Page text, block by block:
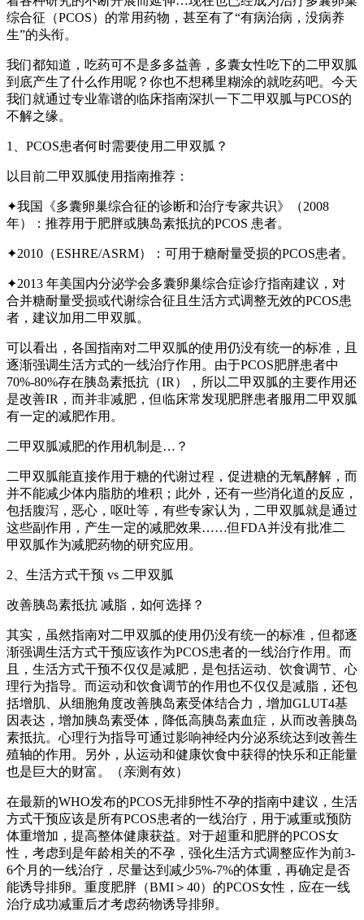
综合征（PCOS）的常用药物，甚至有了“有病治病，没病养
生”的头衔。
我们都知道，吃药可不是多多益善，多囊女性吃下的二甲双胍
到底产生了什么作用呢？你也不想稀里糊涂的就吃药吧。今天
我们就通过专业靠谱的临床指南深扒一下二甲双胍与PCOS的
不解之缘。
1、PCOS患者何时需要使用二甲双胍？
以目前二甲双胍使用指南推荐：
✦我国《多囊卵巢综合征的诊断和治疗专家共识》（2008
年）：推荐用于肥胖或胰岛素抵抗的PCOS 患者。
✦2010（ESHRE/ASRM）：可用于糖耐量受损的PCOS患者。
✦2013 年美国内分泌学会多囊卵巢综合症诊疗指南建议，对
合并糖耐量受损或代谢综合征且生活方式调整无效的PCOS患
者，建议加用二甲双胍。
可以看出，各国指南对二甲双胍的使用仍没有统一的标准，且
逐渐强调生活方式的一线治疗作用。由于PCOS肥胖患者中
70%-80%存在胰岛素抵抗（IR），所以二甲双胍的主要作用还
是改善IR，而并非减肥，但临床常发现肥胖患者服用二甲双胍
有一定的减肥作用。
二甲双胍减肥的作用机制是…？
二甲双胍能直接作用于糖的代谢过程，促进糖的无氧酵解，而
并不能减少体内脂肪的堆积；此外，还有一些消化道的反应，
包括腹泻，恶心，呕吐等，有些专家认为，二甲双胍就是通过
这些副作用，产生一定的减肥效果……但FDA并没有批准二
甲双胍作为减肥药物的研究应用。
2、生活方式干预 vs 二甲双胍
改善胰岛素抵抗 减脂，如何选择？
其实，虽然指南对二甲双胍的使用仍没有统一的标准，但都逐
渐强调生活方式干预应该作为PCOS患者的一线治疗作用。而
且，生活方式干预不仅仅是减肥，是包括运动、饮食调节、心
理行为指导。而运动和饮食调节的作用也不仅仅是减脂，还包
括增肌、从细胞角度改善胰岛素受体结合力，增加GLUT4基
因表达，增加胰岛素受体，降低高胰岛素血症，从而改善胰岛
素抵抗。心理行为指导可通过影响神经内分泌系统达到改善生
殖轴的作用。另外，从运动和健康饮食中获得的快乐和正能量
也是巨大的财富。（亲测有效）
在最新的WHO发布的PCOS无排卵性不孕的指南中建议，生活
方式干预应该是所有PCOS患者的一线治疗，用于减重或预防
体重增加，提高整体健康获益。对于超重和肥胖的PCOS女
性，考虑到是年龄相关的不孕，强化生活方式调整应作为前3-
6个月的一线治疗，尽量达到减少5%-7%的体重，再确定是否
能诱导排卵。重度肥胖（BMI＞40）的PCOS女性，应在一线
治疗成功减重后才考虑药物诱导排卵。